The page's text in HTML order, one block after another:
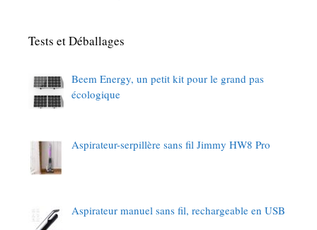
Tests et Déballages
Beem Energy, un petit kit pour le grand pas
écologique
Aspirateur-serpillère sans fil Jimmy HW8 Pro
Aspirateur manuel sans fil, rechargeable en USB